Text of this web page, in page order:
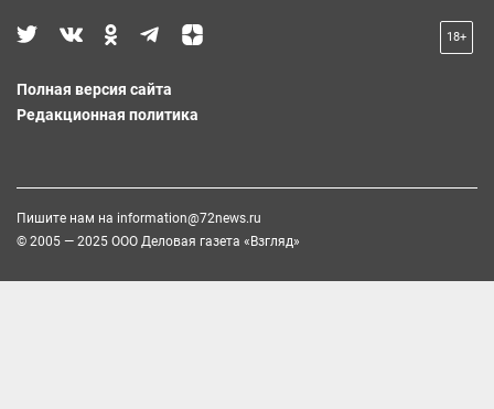
18+
Полная версия сайта
Редакционная политика
Пишите нам на information@72news.ru
© 2005 — 2025 ООО Деловая газета «Взгляд»